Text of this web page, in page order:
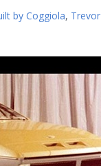
by Coggiola, Trevor